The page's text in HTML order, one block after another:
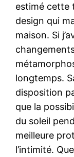
estimé cette
design qui
maison. Si
longtemps.
disposition
que la
du soleil
meilleure
l’intimité.